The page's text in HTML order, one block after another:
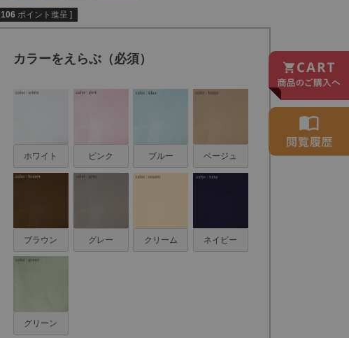
106 ポイント進呈 ]
カラーをえらぶ（必須）
ホワイト ピンク ブルー ベージュ
ブラウン グレー クリーム ネイビー
グリーン